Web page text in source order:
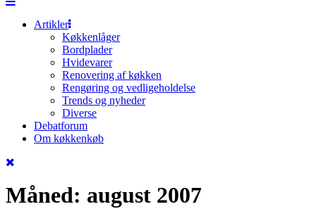
Artikler
Køkkenlåger
Bordplader
Hvidevarer
Renovering af køkken
Rengøring og vedligeholdelse
Trends og nyheder
Diverse
Debatforum
Om køkkenkøb
Måned: august 2007